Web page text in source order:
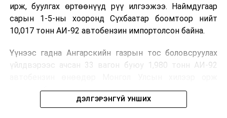
ирж, буулгах өртөөнүүд рүү илгээжээ. Наймдугаар
сарын 1-5-ны хооронд Сүхбаатар боомтоор нийт
10,017 тонн АИ-92 автобензин импортолсон байна.
Үүнээс гадна Ангарскийн газрын тос боловсруулах
үйлдвэрээс ачсан 33 вагон буюу 1,980 тонн АИ-92
ирэхээр болжээ.
ДЭЛГЭРЭНГҮЙ УНШИХ